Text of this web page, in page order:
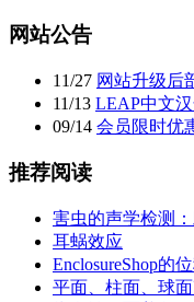
网站公告
11/27 网站升级后
11/13 LEAP中文
09/14 会员限时优
推荐阅读
害虫的声学检测
耳蜗效应
EnclosureShop的
平面、柱面、球